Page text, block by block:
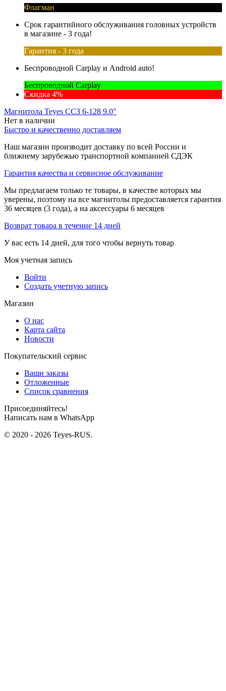
Флагман
Срок гарантийного обслуживания головных устройств
в магазине - 3 года!
Гарантия - 3 года
Беспроводной Carplay и Android auto!
Беспроводной Carplay
Скидка 4%
Магнитола Teyes CC3 6-128 9.0"
Нет в наличии
Быстро и качественно доставляем
Наш магазин производит доставку по всей России и
ближнему зарубежью транспортной компанией СДЭК
Гарантия качества и сервисное обслуживание
Мы предлагаем только те товары, в качестве которых мы
уверены, поэтому на все магнитолы предоставляется гарантия
36 месяцев (3 года), а на аксессуары 6 месяцев
Возврат товара в течение 14 дней
У вас есть 14 дней, для того чтобы вернуть товар
Моя учетная запись
Войти
Создать учетную запись
Магазин
О нас
Карта сайта
Новости
Покупательский сервис
Ваши заказы
Отложенные
Список сравнения
Присоединяйтесь!
Написать нам в WhatsApp
© 2020 - 2026 Teyes-RUS.